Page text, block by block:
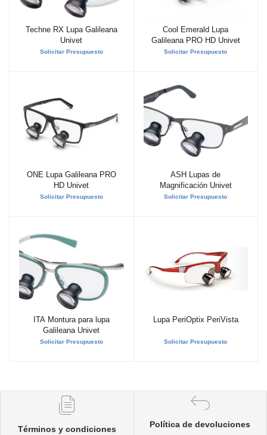
Añadir al carrito
Techne RX Lupa Galileana
Univet
Solicitar Presupuesto
Añadir al carrito
Cool Emerald Lupa
Galileana PRO HD Univet
Solicitar Presupuesto
Añadir al carrito
ONE Lupa Galileana PRO
HD Univet
Solicitar Presupuesto
Añadir al carrito
ASH Lupas de
Magnificación Univet
Solicitar Presupuesto
Añadir al carrito
ITA Montura para lupa
Galileana Univet
Solicitar Presupuesto
Añadir al carrito
Lupa PeriOptix PeriVista
Solicitar Presupuesto
Términos y condiciones
Política de devoluciones